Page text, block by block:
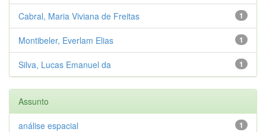
1
Cabral, Maria Viviana de Freitas
1
Montibeler, Everlam Elias
1
Silva, Lucas Emanuel da
Assunto
1
análise espacial